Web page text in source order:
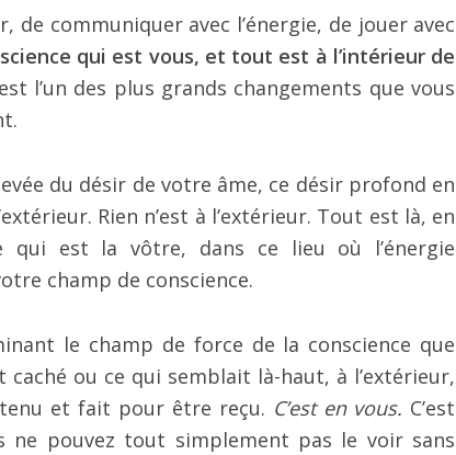
de communiquer avec l’énergie, de jouer avec
qui est vous, et tout est à l’intérieur de
l’un des plus grands changements que vous
du désir de votre âme, ce désir profond en
Rien n’est à l’extérieur. Tout est là, en
qui est la vôtre, dans ce lieu où l’énergie
champ de conscience.
le champ de force de la conscience que
ou ce qui semblait là-haut, à l’extérieur,
et fait pour être reçu. C’est en vous. C’est
ne pouvez tout simplement pas le voir sans